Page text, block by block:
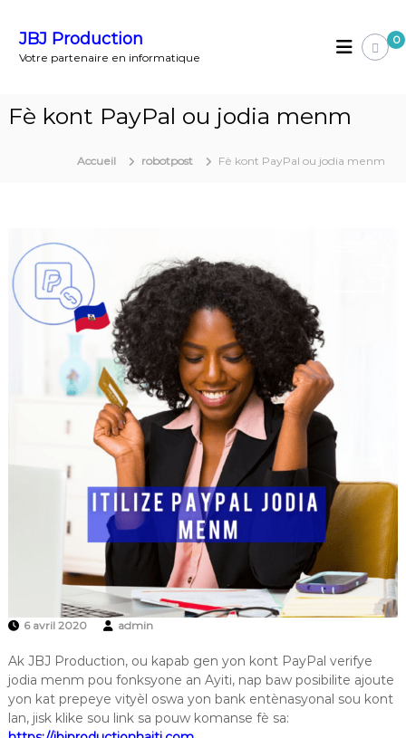
JBJ Production
Votre partenaire en informatique
0
Fè kont PayPal ou jodia menm
Accueil robotpost Fè kont PayPal ou jodia menm
6 avril 2020 admin
Ak JBJ Production, ou kapab gen yon kont PayPal verifye
jodia menm pou fonksyone an Ayiti, nap baw posibilite ajoute
yon kat prepeye vityèl oswa yon bank entènasyonal sou kont
lan, jisk klike sou link sa pouw komanse fè sa: